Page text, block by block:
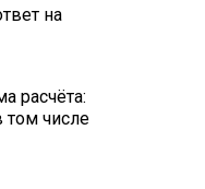
на
расчёта:
том числе